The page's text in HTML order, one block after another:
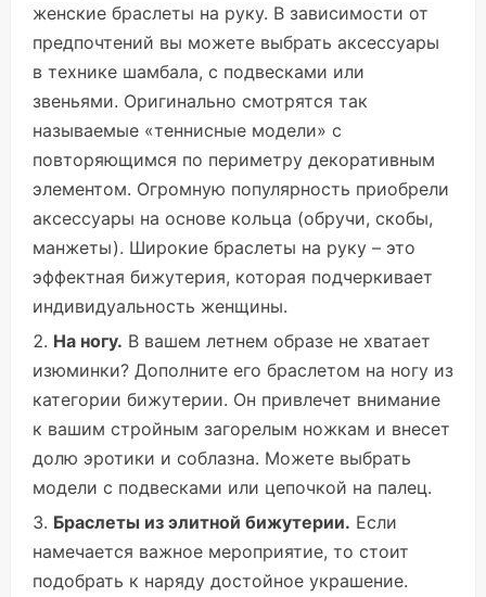
женские браслеты на руку. В зависимости от
предпочтений вы можете выбрать аксессуары
в технике шамбала, с подвесками или
звеньями. Оригинально смотрятся так
называемые «теннисные модели» с
повторяющимся по периметру декоративным
элементом. Огромную популярность приобрели
аксессуары на основе кольца (обручи, скобы,
манжеты). Широкие браслеты на руку – это
эффектная бижутерия, которая подчеркивает
индивидуальность женщины.
На ногу. В вашем летнем образе не хватает
изюминки? Дополните его браслетом на ногу из
категории бижутерии. Он привлечет внимание
к вашим стройным загорелым ножкам и внесет
долю эротики и соблазна. Можете выбрать
модели с подвесками или цепочкой на палец.
Браслеты из элитной бижутерии. Если
намечается важное мероприятие, то стоит
подобрать к наряду достойное украшение.